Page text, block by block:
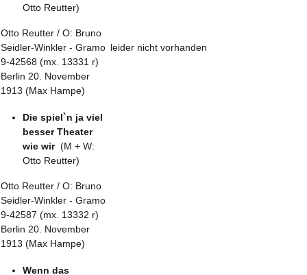
Otto Reutter)
Otto Reutter / O: Bruno
Seidler-Winkler - Gramo
9-42568 (mx. 13331 r)
Berlin 20. November
1913 (Max Hampe)
leider nicht vorhanden
Die spiel`n ja viel
besser Theater
wie wir(M + W:
Otto Reutter)
Otto Reutter / O: Bruno
Seidler-Winkler - Gramo
9-42587 (mx. 13332 r)
Berlin 20. November
1913 (Max Hampe)
Wenn das